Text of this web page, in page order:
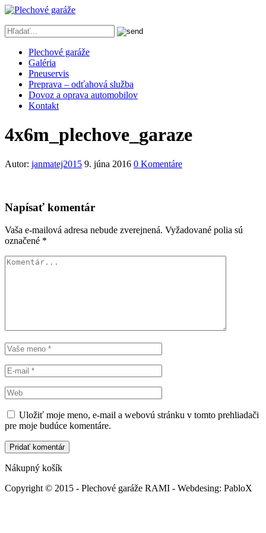
Plechové garáže
Galéria
Pneuservis
Preprava – odťahová služba
Dovoz a oprava automobilov
Kontakt
4x6m_plechove_garaze
Autor: janmatej2015 9. júna 2016 0 Komentáre
Napísať komentár
Vaša e-mailová adresa nebude zverejnená. Vyžadované polia sú
označené *
Uložiť moje meno, e-mail a webovú stránku v tomto prehliadači
pre moje budúce komentáre.
Nákupný košík
Copyright © 2015 - Plechové garáže RAMI - Webdesing: PabloX